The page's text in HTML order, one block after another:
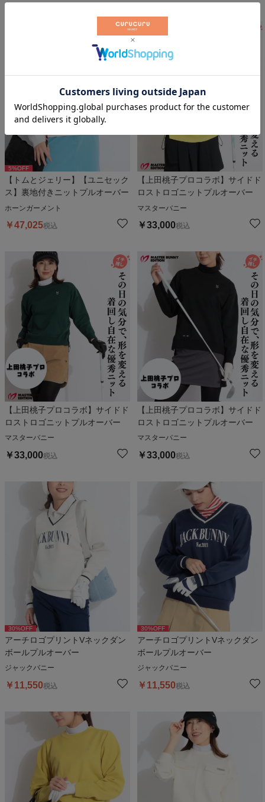
5%OFF
【トムとジェリー】【ユニセック
ス】裏地付きニットプルオーバー
ホーンガーメント
￥47,025税込
【上田桃子プロコラボ】サイドド
ロストロゴニットプルオーバー
マスターバニー
￥33,000税込
【上田桃子プロコラボ】サイドド
ロストロゴニットプルオーバー
マスターバニー
￥33,000税込
【上田桃子プロコラボ】サイドド
ロストロゴニットプルオーバー
マスターバニー
￥33,000税込
30%OFF
アーチロゴプリントVネックダン
ボールプルオーバー
ジャックバニー
￥ 11,550税込
30%OFF
アーチロゴプリントVネックダン
ボールプルオーバー
ジャックバニー
￥ 11,550税込